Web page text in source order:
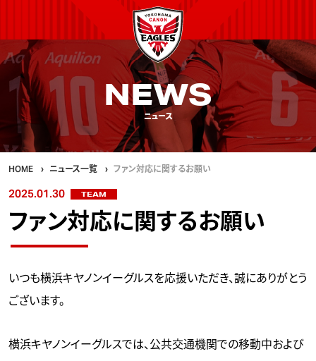
NEWS
ニュース
HOME ニュース一覧 ファン対応に関するお願い
2025.01.30 TEAM
ファン対応に関するお願い
いつも横浜キヤノンイーグルスを応援いただき、誠にありがとう
ございます。
横浜キヤノンイーグルスでは、公共交通機関での移動中および